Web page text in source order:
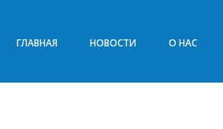
ГЛАВНАЯ НОВОСТИ О НАС